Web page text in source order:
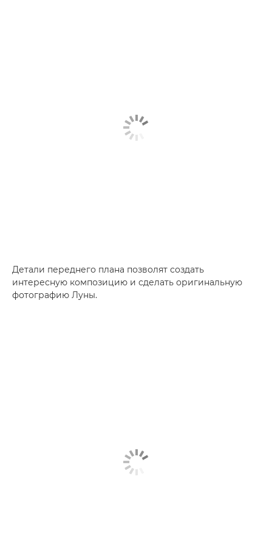
Детали переднего плана позволят создать
интересную композицию и сделать оригинальную
фотографию Луны.